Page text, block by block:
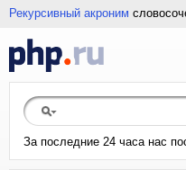
Рекурсивный акроним
За последние 24 часа нас